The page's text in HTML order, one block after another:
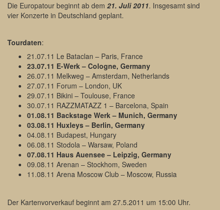
Die Europatour beginnt ab dem 21. Juli 2011. Insgesamt sind
vier Konzerte in Deutschland geplant.
Tourdaten:
21.07.11 Le Bataclan – Paris, France
23.07.11 E-Werk – Cologne, Germany
26.07.11 Melkweg – Amsterdam, Netherlands
27.07.11 Forum – London, UK
29.07.11 Bikini – Toulouse, France
30.07.11 RAZZMATAZZ 1 – Barcelona, Spain
01.08.11 Backstage Werk – Munich, Germany
03.08.11 Huxleys – Berlin, Germany
04.08.11 Budapest, Hungary
06.08.11 Stodola – Warsaw, Poland
07.08.11 Haus Auensee – Leipzig, Germany
09.08.11 Arenan – Stockhom, Sweden
11.08.11 Arena Moscow Club – Moscow, Russia
Der Kartenvorverkauf beginnt am 27.5.2011 um 15:00 Uhr.